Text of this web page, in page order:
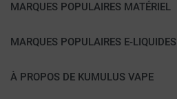
MARQUES POPULAIRES MATÉRIEL
MARQUES POPULAIRES E-LIQUIDES
À PROPOS DE KUMULUS VAPE